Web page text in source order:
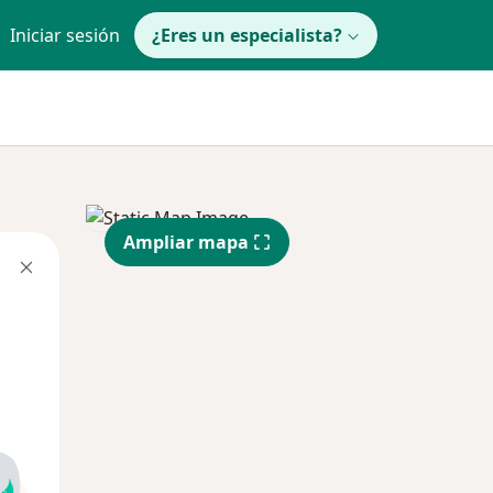
Iniciar sesión ¿Eres un especialista?
Ampliar mapa